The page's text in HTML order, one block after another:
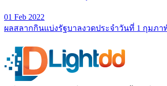
01 Feb 2022
ผลสลากกินแบ่งรัฐบาลงวดประจำวันที่ 1 กุมภ